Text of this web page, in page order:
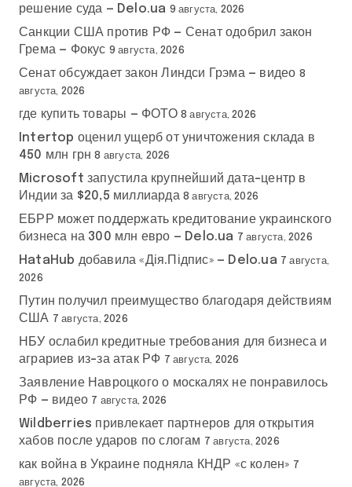
решение суда — Delo.ua 9 августа, 2026
Санкции США против РФ — Сенат одобрил закон
Грема — Фокус 9 августа, 2026
Сенат обсуждает закон Линдси Грэма — видео 8
августа, 2026
где купить товары — ФОТО 8 августа, 2026
Intertop оценил ущерб от уничтожения склада в
450 млн грн 8 августа, 2026
Microsoft запустила крупнейший дата-центр в
Индии за $20,5 миллиарда 8 августа, 2026
ЕБРР может поддержать кредитование украинского
бизнеса на 300 млн евро — Delo.ua 7 августа, 2026
HataHub добавила «Дія.Підпис» — Delo.ua 7 августа,
2026
Путин получил преимущество благодаря действиям
США 7 августа, 2026
НБУ ослабил кредитные требования для бизнеса и
аграриев из-за атак РФ 7 августа, 2026
Заявление Навроцкого о москалях не понравилось
РФ — видео 7 августа, 2026
Wildberries привлекает партнеров для открытия
хабов после ударов по слогам 7 августа, 2026
как война в Украине подняла КНДР «с колен» 7
августа, 2026